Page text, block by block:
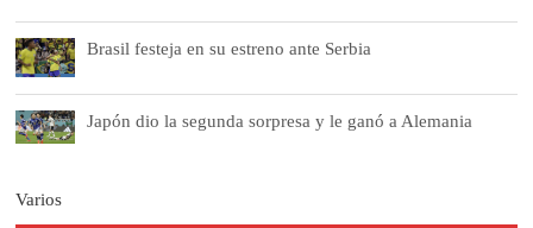
Brasil festeja en su estreno ante Serbia
Japón dio la segunda sorpresa y le ganó a Alemania
Varios